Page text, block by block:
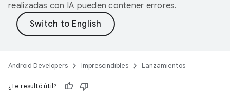
realizadas con IA pueden contener errores.
Android Developers Imprescindibles Lanzamientos
¿Te resultó útil?